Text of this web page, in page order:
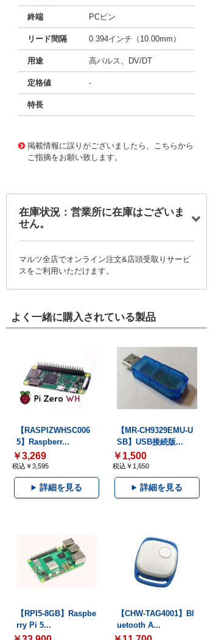
終端 PCピン
リード間隔 0.394インチ（10.00mm）
用途 高パルス、DV/DT
定格値 -
特長
掲載情報に誤りがございましたら、こちらから
ご指摘をお願い致します。
在庫状況：営業所に在庫はございま
せん。
マルツ全店でオンライン注文&店頭受取りサービ
スをご利用いただけます。
よく一緒に購入されている製品
【RASPIZWHSC006
5】Raspberr...
￥3,269
税込￥3,595
詳細を見る
【MR-CH9329EMU-U
SB】USB接続版...
￥1,500
税込￥1,650
詳細を見る
【RPI5-8GB】Raspbe
rry Pi 5...
【CHW-TAG4001】Bl
uetooth A...